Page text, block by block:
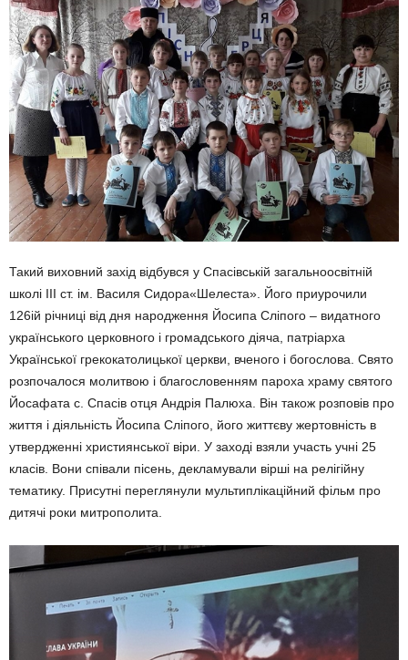
Такий виховний захід відбувся у Спасівській загальноосвітній
школі ІІІ ст. ім. Василя Сидора«Шелеста». Його приурочили
126ій річниці від дня народження Йосипа Сліпого – видатного
українського церковного і громадського діяча, патріарха
Української грекокатолицької церкви, вченого і богослова. Свято
розпочалося молитвою і благословенням пароха храму святого
Йосафата с. Спасів отця Андрія Палюха. Він також розповів про
життя і діяльність Йосипа Сліпого, його життєву жертовність в
утвердженні християнської віри. У заході взяли участь учні 25
класів. Вони співали пісень, декламували вірші на релігійну
тематику. Присутні переглянули мультиплікаційний фільм про
дитячі роки митрополита.